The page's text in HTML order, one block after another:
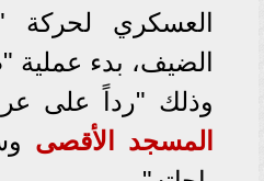
العسكري لحركة
الضيف، بدء عملية
وذلك "رداً على
المسجد الأقصى